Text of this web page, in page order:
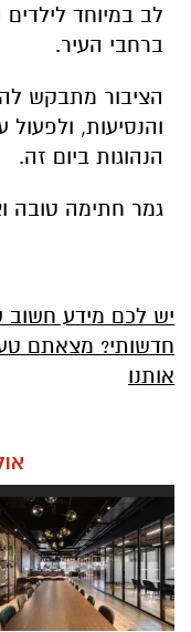
לב במיוחד לילדים
ברחבי העיר.
הציבור מתבקש
והנסיעות,
הנהוגות ביום זה.
גמר חתימה טובה
יש לכם מידע חשוב
חדשותי? מצאתם
אותנו